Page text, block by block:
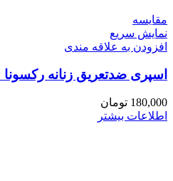
مقايسه
نمایش سریع
افزودن به علاقه مندی
اسپری ضدتعریق زنانه رکسونا Powder Dry
180,000 تومان
اطلاعات بیشتر